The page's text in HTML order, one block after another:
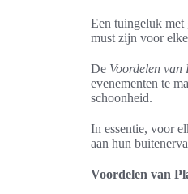
Een tuingeluk met
must zijn voor
De Voordelen
evenementen te
schoonheid.
In essentie, voor
aan hun
Voordelen van